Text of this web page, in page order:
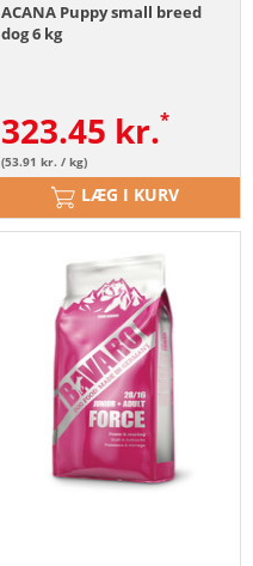
ACANA Puppy small breed
dog 6 kg
323.45 kr.
(53.91 kr. / kg)
LÆG I KURV